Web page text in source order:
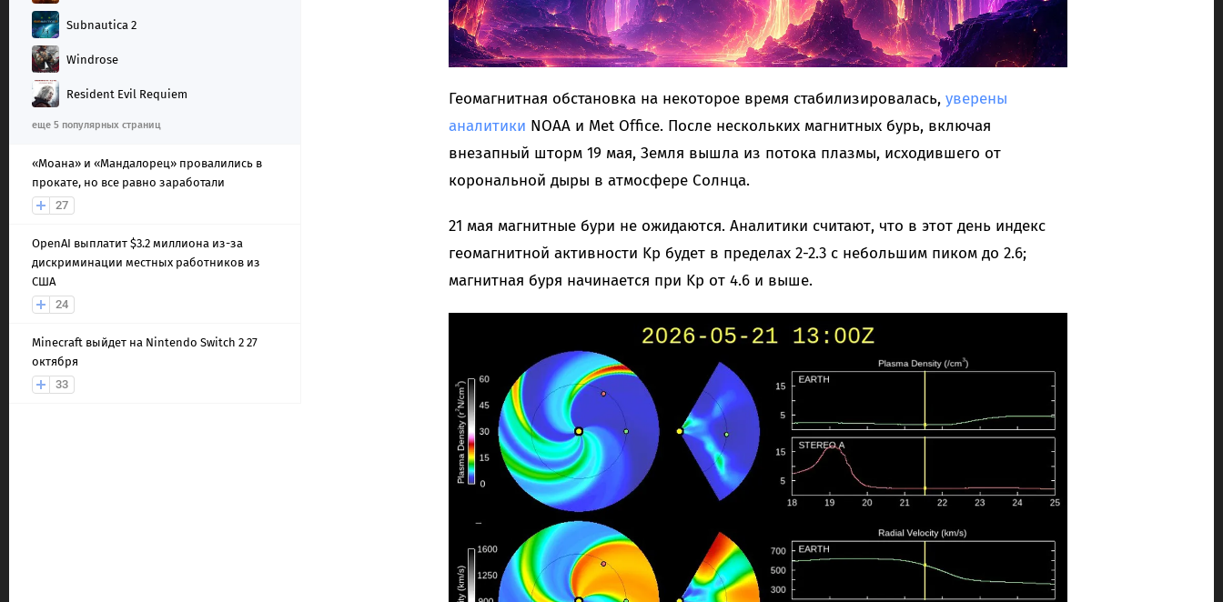
Subnautica 2
Windrose
Resident Evil Requiem
еще 5 популярных страниц
«Моана» и «Мандалорец» провалились в
прокате, но все равно заработали
27
OpenAI выплатит $3.2 миллиона из-за
дискриминации местных работников из
США
24
Minecraft выйдет на Nintendo Switch 2 27
октября
33
Геомагнитная обстановка на некоторое время стабилизировалась, уверены
аналитики NOAA и Met Office. После нескольких магнитных бурь, включая
внезапный шторм 19 мая, Земля вышла из потока плазмы, исходившего от
корональной дыры в атмосфере Солнца.
21 мая магнитные бури не ожидаются. Аналитики считают, что в этот день индекс
геомагнитной активности Kp будет в пределах 2-2.3 с небольшим пиком до 2.6;
магнитная буря начинается при Kp от 4.6 и выше.